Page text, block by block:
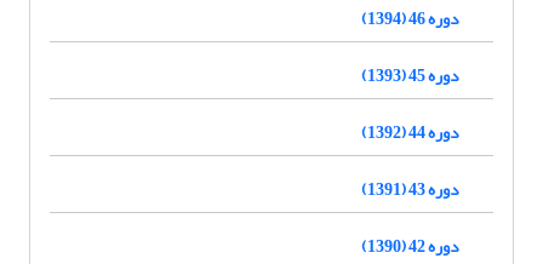
دوره 46 (1394)
دوره 45 (1393)
دوره 44 (1392)
دوره 43 (1391)
دوره 42 (1390)